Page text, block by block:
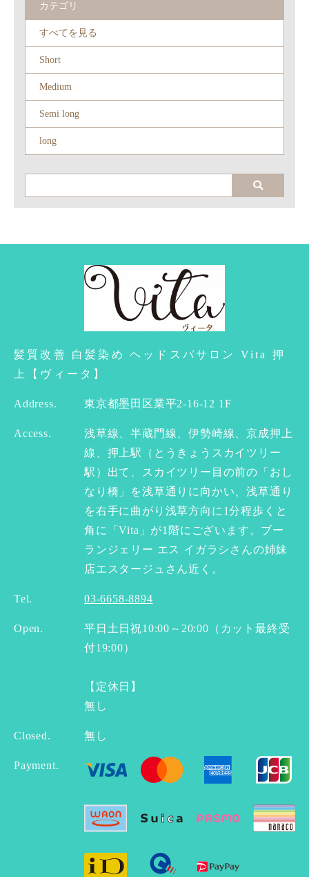
カテゴリ
すべてを見る
Short
Medium
Semi long
long
髪質改善 白髪染め ヘッドスパサロン Vita 押
上【ヴィータ】
Address. 東京都墨田区業平2-16-12 1F
Access.
浅草線、半蔵門線、伊勢崎線、京成押上
線、押上駅（とうきょうスカイツリー
駅）出て、スカイツリー目の前の「おし
なり橋」を浅草通りに向かい、浅草通り
を右手に曲がり浅草方向に1分程歩くと
角に「Vita」が1階にございます。ブー
ランジェリー エス イガラシさんの姉妹
店エスタージュさん近く。
Tel. 03-6658-8894
Open.
平日土日祝10:00～20:00（カット最終受
付19:00）
【定休日】
無し
Closed. 無し
Payment.